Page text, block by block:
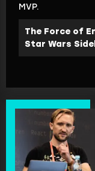
MVP.
The Force of
Star Wars